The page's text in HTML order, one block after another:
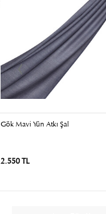
Gök Mavi Yün Atkı Şal
2.550 TL